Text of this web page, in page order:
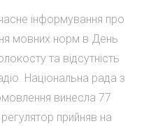
інформування про
мовних норм в День
та відсутність
Національна рада з
винесла 77
прийняв на